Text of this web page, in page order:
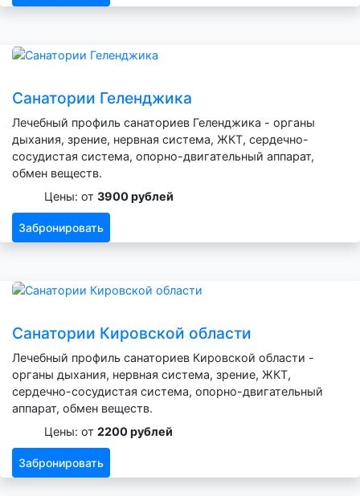
Санатории Геленджика
Лечебный профиль санаториев Геленджика - органы
дыхания, зрение, нервная система, ЖКТ, сердечно-
сосудистая система, опорно-двигательный аппарат,
обмен веществ.
Цены: от 3900 рублей
Забронировать
Санатории Кировской области
Лечебный профиль санаториев Кировской области -
органы дыхания, нервная система, зрение, ЖКТ,
сердечно-сосудистая система, опорно-двигательный
аппарат, обмен веществ.
Цены: от 2200 рублей
Забронировать